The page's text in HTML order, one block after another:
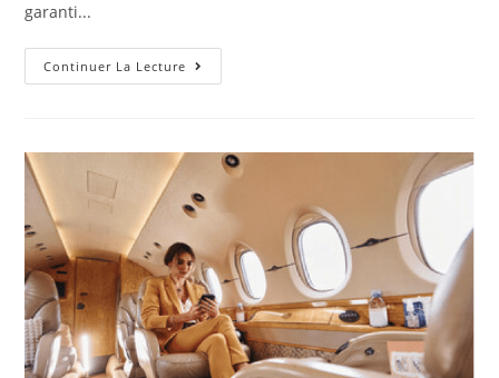
garanti...
Continuer La Lecture